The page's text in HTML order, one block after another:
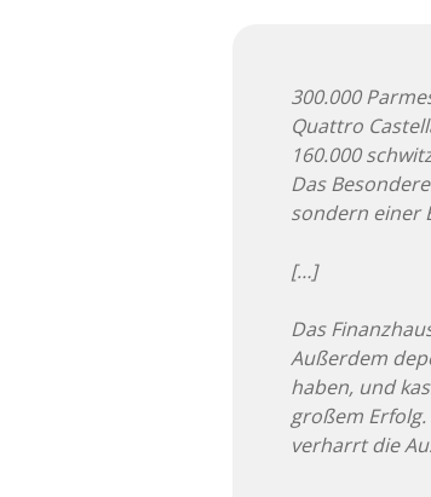
300.000
Quattro
160.000
Das
sondern einer
[…]
Das
Außerdem
haben, und
großem
verharrt die